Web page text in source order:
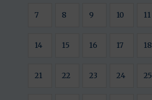
7 8 9 10 11
14 15 16 17 18
21 22 23 24 25